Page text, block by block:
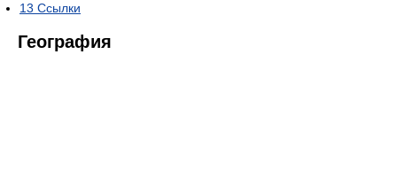
13 Ссылки
География